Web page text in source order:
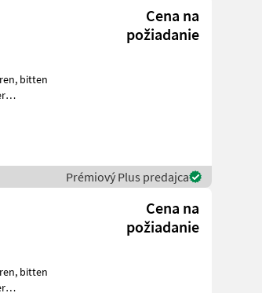
Cena na
požiadanie
Prémiový Plus predajca
Cena na
požiadanie